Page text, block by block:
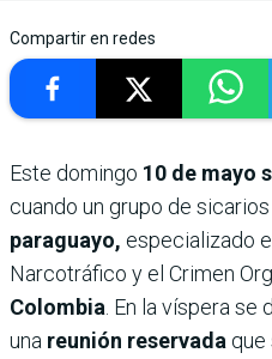
Compartir en redes
Este domingo 10 de mayo
cuando un grupo de sicarios
paraguayo, especializado
Narcotráfico y el Crimen
Colombia . En la víspera
una reunión reservada que